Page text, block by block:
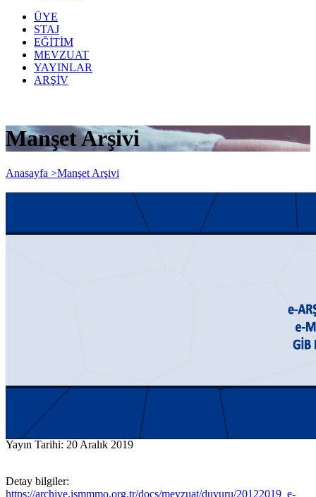
ÜYE
STAJ
EĞİTİM
MEVZUAT
YAYINLAR
ARŞİV
Manşet Arşivi
Anasayfa >Manşet Arşivi
MESLEK MAKBUZU ve e-MÜSTAHSİL
YARARLANMAK ÜZERE BAŞVURU
DOKÜMANI ve YOL HARİTASI
Yayın Tarihi: 20 Aralık 2019
Detay bilgiler:
https://archive.ismmmo.org.tr/docs/mevzuat/duyuru/20122019_e-